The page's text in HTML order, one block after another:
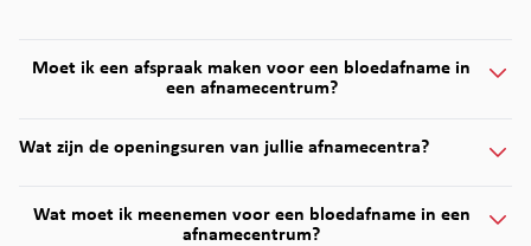
Moet ik een afspraak maken voor een bloedafname in
een afnamecentrum?
Wat zijn de openingsuren van jullie afnamecentra?
Wat moet ik meenemen voor een bloedafname in een
afnamecentrum?